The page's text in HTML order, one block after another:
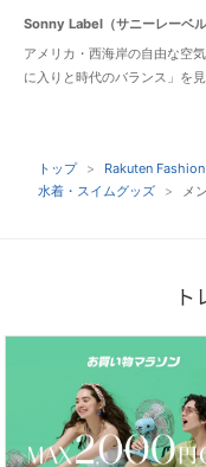
Sonny Label（サニーレーベル
アメリカ・西海岸の自由な空
に入りと時代のバランス」を見
トップ Rakuten Fashion
水着・スイムグッズ
メ
ト